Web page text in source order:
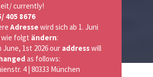
currently!
405 8676
Adressewird sich ab 1. Juni
wie folgt ändern:
June, 1st 2026 our addresswill
as follows:
4 | 80333 München